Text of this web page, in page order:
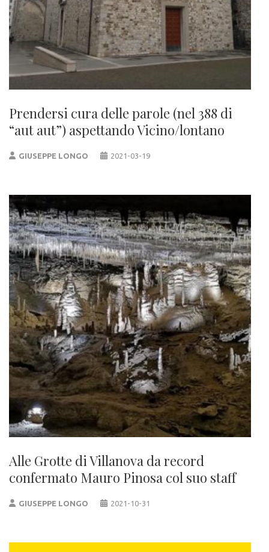
Prendersi cura delle parole (nel 388 di
“aut aut”) aspettando Vicino/lontano
GIUSEPPE LONGO 2021-03-19
Alle Grotte di Villanova da record
confermato Mauro Pinosa col suo staff
GIUSEPPE LONGO 2021-10-31